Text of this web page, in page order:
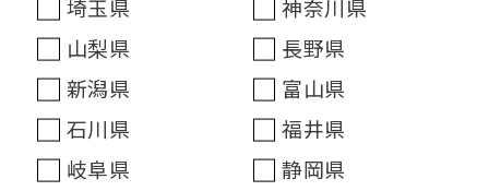
埼玉県
神奈川県
山梨県
長野県
新潟県
富山県
石川県
福井県
岐阜県
静岡県